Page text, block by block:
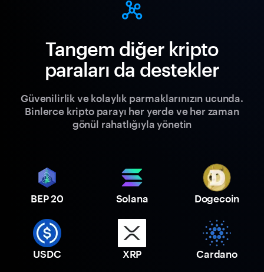
Tangem diğer kripto
paraları da destekler
Güvenilirlik ve kolaylık parmaklarınızın ucunda.
Binlerce kripto parayı her yerde ve her zaman
gönül rahatlığıyla yönetin
BEP 20 Solana Dogecoin
USDC XRP Cardano